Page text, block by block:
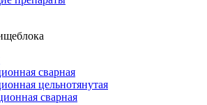
сварная
цельнотянутая
сварная